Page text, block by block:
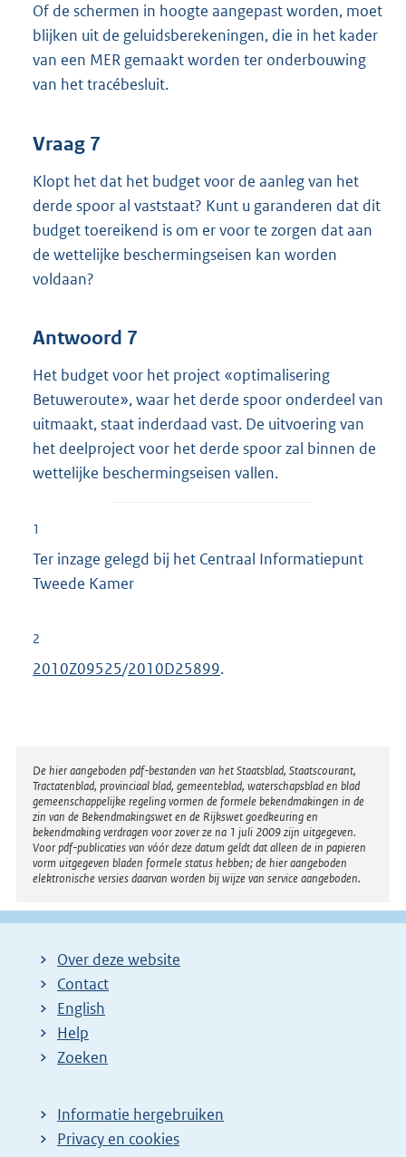
Of de schermen in hoogte aangepast worden, moet
blijken uit de geluidsberekeningen, die in het kader
van een MER gemaakt worden ter onderbouwing
van het tracébesluit.
Vraag 7
Klopt het dat het budget voor de aanleg van het
derde spoor al vaststaat? Kunt u garanderen dat dit
budget toereikend is om er voor te zorgen dat aan
de wettelijke beschermingseisen kan worden
voldaan?
Antwoord 7
Het budget voor het project «optimalisering
Betuweroute», waar het derde spoor onderdeel van
uitmaakt, staat inderdaad vast. De uitvoering van
het deelproject voor het derde spoor zal binnen de
wettelijke beschermingseisen vallen.
1
Ter inzage gelegd bij het Centraal Informatiepunt
Tweede Kamer
2
2010Z09525/2010D25899.
Disclaimer
De hier aangeboden pdf-bestanden van het Staatsblad, Staatscourant,
Tractatenblad, provinciaal blad, gemeenteblad, waterschapsblad en blad
gemeenschappelijke regeling vormen de formele bekendmakingen in de
zin van de Bekendmakingswet en de Rijkswet goedkeuring en
bekendmaking verdragen voor zover ze na 1 juli 2009 zijn uitgegeven.
Voor pdf-publicaties van vóór deze datum geldt dat alleen de in papieren
vorm uitgegeven bladen formele status hebben; de hier aangeboden
elektronische versies daarvan worden bij wijze van service aangeboden.
Over deze website
Contact
English
Help
Zoeken
Informatie hergebruiken
Privacy en cookies